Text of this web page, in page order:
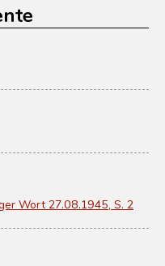
Wort 27.08.1945, S. 2